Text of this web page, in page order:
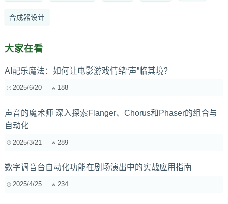
合成器设计
大家在看
AI配乐魔法：如何让电影游戏情绪“声”临其境？
2025/6/20 188
声音的魔术师 深入探索Flanger、Chorus和Phaser的组合与
自动化
2025/3/21 289
数字调音台自动化功能在剧场演出中的实战应用指南
2025/4/25 234